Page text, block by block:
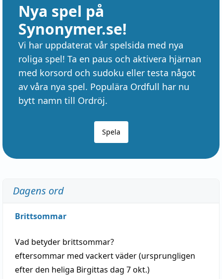
Nya spel på
Synonymer.se!
Vi har uppdaterat vår spelsida med nya
roliga spel! Ta en paus och aktivera hjärnan
med korsord och sudoku eller testa något
av våra nya spel. Populära Ordfull har nu
bytt namn till Ordröj.
Spela
Dagens ord
Brittsommar
Vad betyder brittsommar?
eftersommar med vackertväder(ursprungligen
efter den heliga Birgittas dag 7 okt.)